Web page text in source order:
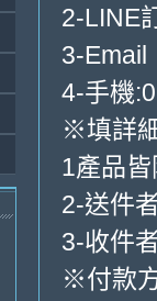
2-LINE
3-Email
4-手機
※填詳
1產品
2-送件
3-收件
※付款